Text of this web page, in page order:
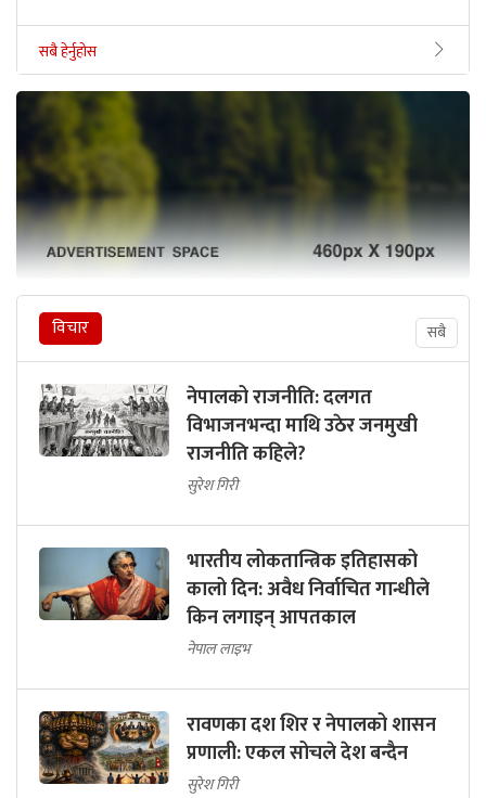
सबै हेर्नुहोस
विचार सबै
नेपालको राजनीति: दलगत
विभाजनभन्दा माथि उठेर जनमुखी
राजनीति कहिले?
सुरेश गिरी
भारतीय लोकतान्त्रिक इतिहासको
कालो दिन: अवैध निर्वाचित गान्धीले
किन लगाइन् आपतकाल
नेपाल लाइभ
रावणका दश शिर र नेपालको शासन
प्रणाली: एकल सोचले देश बन्दैन
सुरेश गिरी